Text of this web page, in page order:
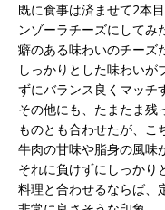
既に食事は済ませて2本
ンゾーラチーズにしてみ
癖のある味わいのチーズ
しっかりとした味わい
ずにバランス良くマッチ
その他にも、たまたま残
ものとも合わせたが、こ
牛肉の甘味や脂身の風味
それに負けずにしっかり
料理と合わせるならば、